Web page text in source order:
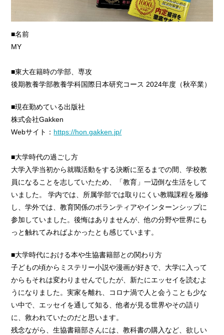
■名前
MY
■東大在籍時の学部、専攻
後期教養学部教養学科国際日本研究コース 2024年度（秋卒業）
■現在勤めている出版社
株式会社Gakken
Webサイト： https://hon.gakken.jp/
■大学時代の過ごし方
大学入学当初から就職活動をする決断に至るまでの間、学校教
員になることを志していたため、「教育」一辺倒な生活をして
いました。 学内では、所属学部では取りにくい教職課程を履修
し、学外では、教育関係のボランティアやインターンシップに
参加していました。後悔はありませんが、他の分野や世界にも
っと触れてみればよかったとも感じています。
■大学時代における本や生協書籍部との関わり方
子どもの頃からミステリー小説や漫画が好きで、大学に入って
からもそれは変わりませんでしたが、新たにエッセイを読むよ
うになりました。実家を離れ、コロナ渦で人と会うことも少な
い中で、エッセイを通して知る、他者が見る世界やその語り
に、救われていたのだと思います。
残念ながら、生協書籍部さんには、教科書の購入など、欲しい